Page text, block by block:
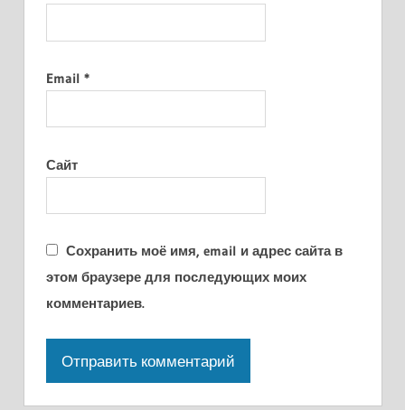
Email *
Сайт
Сохранить моё имя, email и адрес сайта в
этом браузере для последующих моих
комментариев.